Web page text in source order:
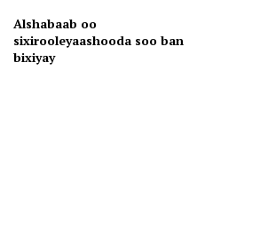
Alshabaab oo
sixirooleyaashooda soo ban
bixiyay